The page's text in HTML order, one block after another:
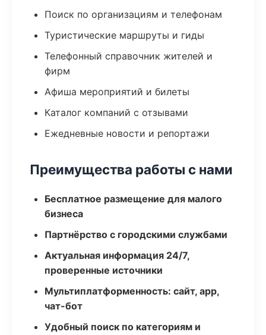
Поиск по организациям и телефонам
Туристические маршруты и гиды
Телефонный справочник жителей и
фирм
Афиша мероприятий и билеты
Каталог компаний с отзывами
Ежедневные новости и репортажи
Преимущества работы с нами
Бесплатное размещение для малого
бизнеса
Партнёрство с городскими службами
Актуальная информация 24/7,
проверенные источники
Мультиплатформенность: сайт, app,
чат-бот
Удобный поиск по категориям и